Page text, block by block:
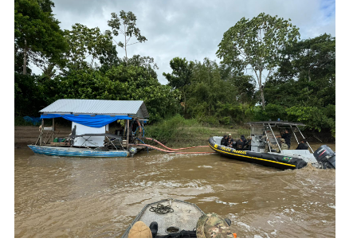
obtidas. As penalidades previstas para esses delitos
incluem até seis anos de detenção, além de multa.
A operação Eldorado reafirma o compromisso das
autoridades em combater atividades criminosas que
comprometem a preservação ambiental e a
das comunidades, e destaca a importância da
conjunta entre diversos órgãos governamentais na
proteção dos recursos naturais de Rondônia.